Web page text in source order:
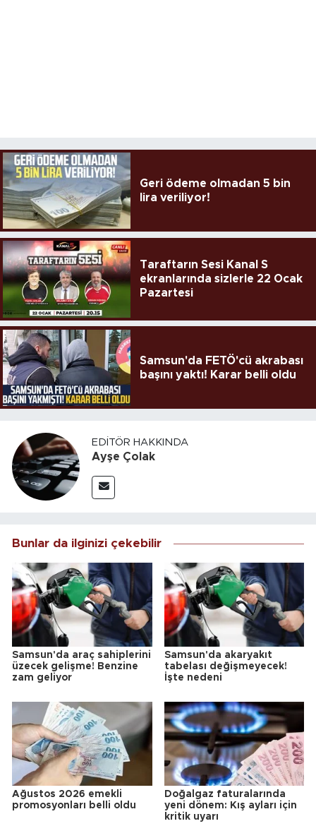
Geri ödeme olmadan 5 bin
lira veriliyor!
Taraftarın Sesi Kanal S
ekranlarında sizlerle 22 Ocak
Pazartesi
Samsun'da FETÖ'cü akrabası
başını yaktı! Karar belli oldu
EDITÖR HAKKINDA
Ayşe Çolak
Bunlar da ilginizi çekebilir
Samsun'da araç sahiplerini
üzecek gelişme! Benzine
zam geliyor
Samsun'da akaryakıt
tabelası değişmeyecek!
İşte nedeni
Ağustos 2026 emekli
promosyonları belli oldu
Doğalgaz faturalarında
yeni dönem: Kış ayları için
kritik uyarı